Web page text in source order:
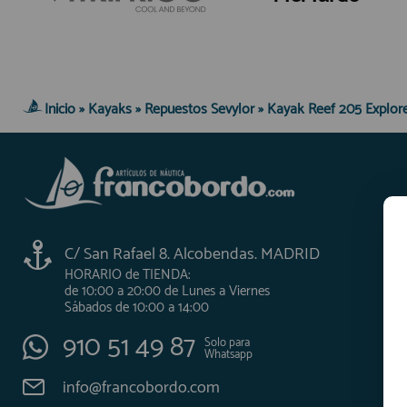
INFORMACION
910 60 71 03
HORARIO de TIENDA:
de 10:00 a 20:00 de Lunes a Viernes
910 51 49 87 Solo para
Whatsapp
info@francobordo.com
Inicio» Kayaks» Repuestos Sevylor» Kayak Reef 205
C/ San Rafael 8. Alcobendas. MADRID
HORARIO de TIENDA:
de 10:00 a 20:00 de Lunes a Viernes
Sábados de 10:00 a 14:00
910 51 49 87 Solo para
Whatsapp
info@francobordo.com